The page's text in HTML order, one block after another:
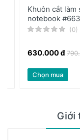
Khuôn cắt làm
notebook
(0)
630.000 đ
Chọn mua
Giới